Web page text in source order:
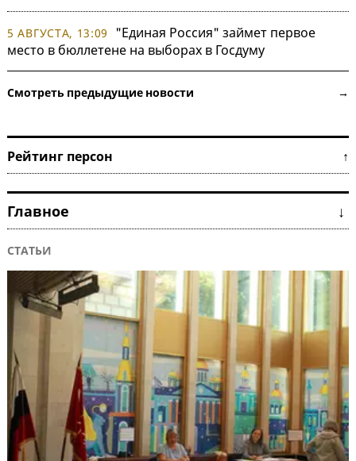
5 АВГУСТА, 13:09
"Единая Россия" займет первое
место в бюллетене на выборах в Госдуму
Смотреть предыдущие новости →
Рейтинг персон ↑
Главное ↓
СТАТЬИ